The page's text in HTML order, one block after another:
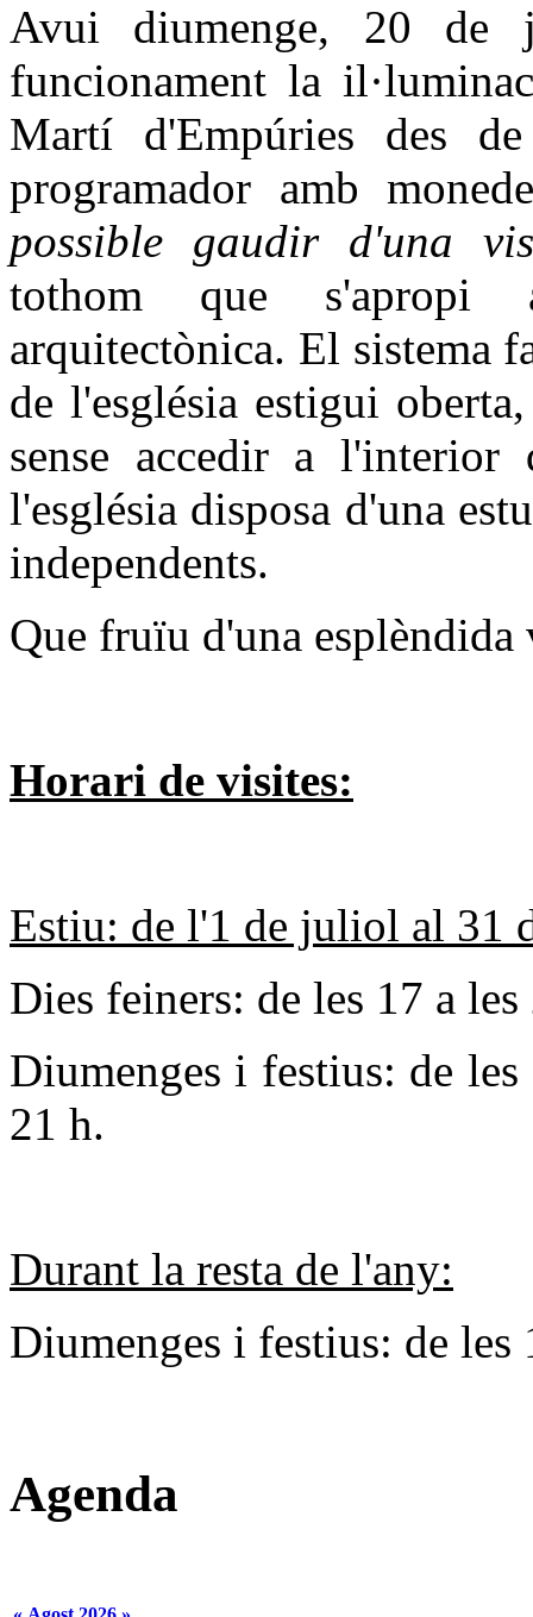
Avui diumenge, 20 de
funcionament la
Martí d'Empúries des
programador amb
possible gaudir d'una
tothom que s'apropi
arquitectònica. El sistema
de l'església estigui
sense accedir a
l'església disposa d'una
independents.
Que fruïu d'una esplèndida
Horari de visites:
Estiu: de l'1 de juliol al 31
Dies feiners: de les 17 a
Diumenges i festius: de
21 h.
Durant la resta de l'any:
Diumenges i festius: de les
Agenda